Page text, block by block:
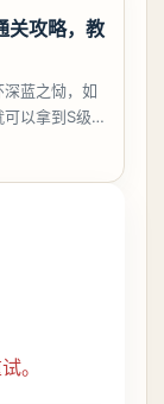
关攻略，教
蓝之恸，如
以拿到S级弧
并不建议直
。